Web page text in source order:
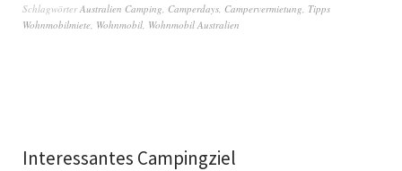
SchlagwörterAustralien Camping, Camperdays, Campervermietung, Tipps
Wohnmobilmiete, Wohnmobil, Wohnmobil Australien
Interessantes Campingziel